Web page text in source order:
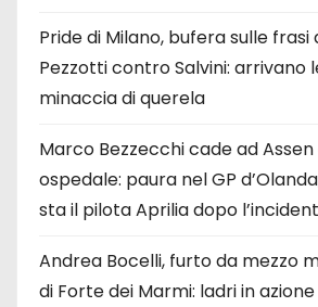
Pride di Milano, bufera sulle frasi
Pezzotti contro Salvini: arrivano
minaccia di querela
Marco Bezzecchi cade ad
ospedale: paura nel GP
sta il pilota Aprilia dopo
Andrea Bocelli, furto da mezzo
di Forte dei Marmi: ladri in